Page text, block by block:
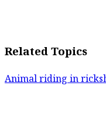
Related Topics
Animal riding in